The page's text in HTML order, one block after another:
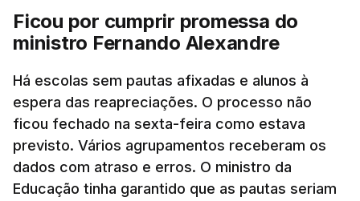
Ficou por cumprir promessa do
ministro Fernando Alexandre
Há escolas sem pautas afixadas e alunos à
espera das reapreciações. O processo não
ficou fechado na sexta-feira como estava
previsto. Vários agrupamentos receberam os
dados com atraso e erros. O ministro da
Educação tinha garantido que as pautas seriam